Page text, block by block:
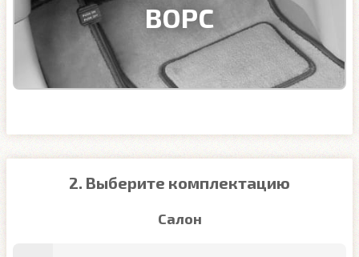
ВОРС
2. Выберите комплектацию
Салон